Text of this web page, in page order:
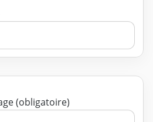
Texte de votre message (obligatoire)